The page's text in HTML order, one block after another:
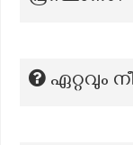
ഏറ്റവും